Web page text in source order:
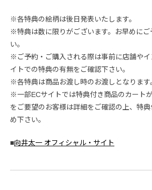
※各特典の絵柄は後日発表いたします。
※特典は数に限りがございます。お早めにご
い。
※ご予約・ご購入される際は事前に店舗や
イトでの特典の有無をご確認下さい。
※各特典は商品お渡し時のお渡しとなります
※一部ECサイトでは特典付き商品のカート
をご要望のお客様は詳細をご確認の上、特
め下さい。
■向井太一 オフィシャル・サイト